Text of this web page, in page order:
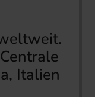
Italien